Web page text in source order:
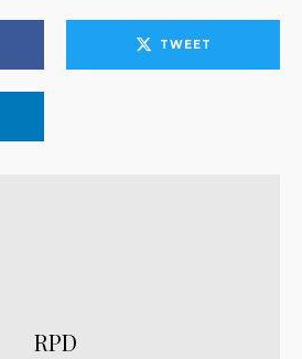
TWEET
RPD